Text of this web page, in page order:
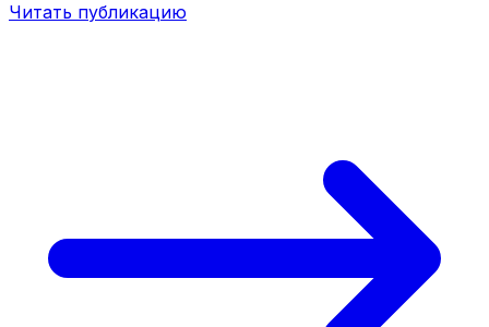
Читать публикацию